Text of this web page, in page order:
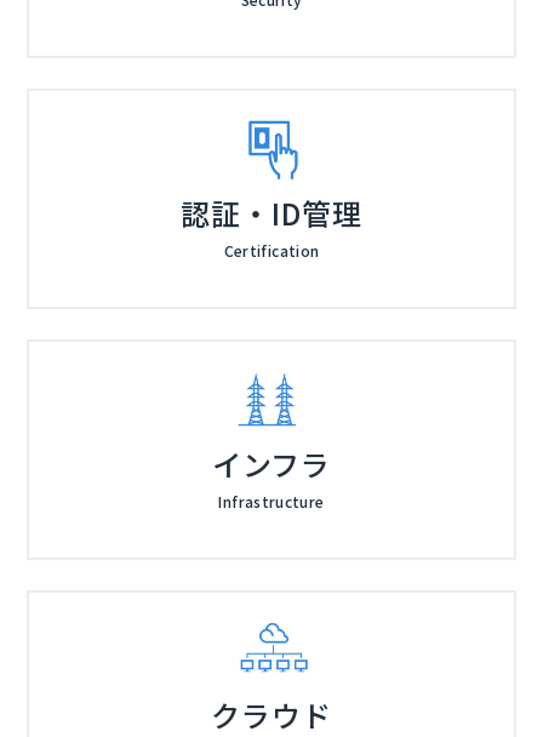
認証・ID管理
Certification
インフラ
Infrastructure
クラウド